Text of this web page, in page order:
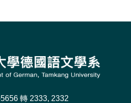
轉 2333, 2332